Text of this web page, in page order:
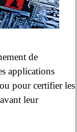
de
applications
pour certifier les
leur